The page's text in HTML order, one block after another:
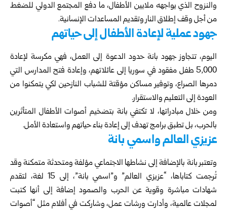
والنزوح الذي يواجهه ملايين الأطفال، ما دفع المجتمع الدولي للضغط
من أجل وقف إطلاق النار وتقديم المساعدات الإنسانية.
جهود عملية لإعادة الأطفال إلى حياتهم
اليوم، تتجاوز جهود بانة حدود الدعوة إلى العمل، فهي مكرسة لإعادة
5,000 طفل مفقود في سوريا إلى عائلاتهم، وإعادة فتح المدارس التي
دمرها الصراع، وتوفير مساكن مؤقتة للشباب النازحين لكي يتمكنوا من
العودة إلى التعليم والاستقرار.
ومن خلال مبادراتها، لا تكتفي بانة بتضخيم أصوات الأطفال المتأثرين
بالحرب، بل تطبق برامج تهدف إلى إعادة بناء حياتهم واستعادة الأمل.
عزيزي العالم واسمي بانة
وتعتبر بانة بالإضافة إلى نشاطها الاجتماعي مؤلفة ومتحدثة متمكنة وقد
تُرجمت كتاباها، “عزيزي العالم” و”اسمي بانة”، إلى 15 لغة، لتقدم
شهادات مباشرة وقوية عن الحرب والصمود إضافة إلى أنها كتبت
لمجلات عالمية، وأدارت ورشات عمل، وشاركت في أفلام مثل “أصوات